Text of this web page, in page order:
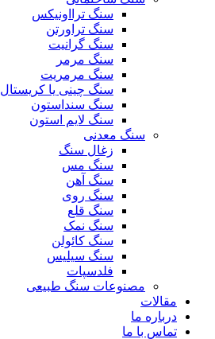
سنگ ترااونیکس
سنگ تراورتن
سنگ گرانیت
سنگ مرمر
سنگ مرمریت
سنگ چینی یا کریستال
سنگ سنداستون
سنگ لایم استون
سنگ معدنی
زغال سنگ
سنگ مس
سنگ آهن
سنگ روی
سنگ قلع
سنگ نمک
سنگ کائولن
سنگ سیلیس
فلدسپات
مصنوعات سنگ طبیعی
مقالات
درباره ما
تماس با ما